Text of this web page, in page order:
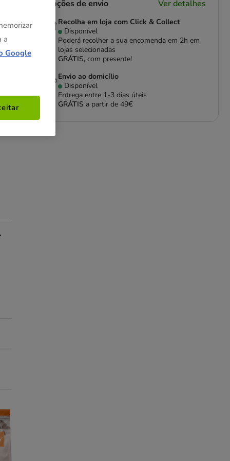
Opções de envio Ver detalhes
Recolha em loja com Click & Collect
Disponível
Poderá recolher a sua encomenda em 2h em
lojas selecionadas
GRÁTIS,com presente!
Envio ao domicílio
Disponível
Entrega entre 1-3 dias úteis
GRÁTIS a partir de 49€
a
Google